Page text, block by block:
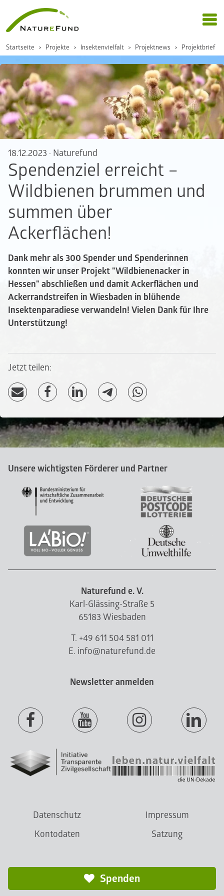
Startseite Projekte Insektenvielfalt Projektnews Projektbrief
18.12.2023 · Naturefund
Spendenziel erreicht –
Wildbienen brummen und
summen über
Ackerflächen!
Dank mehr als 300 Spender und Spenderinnen
konnten wir unser Projekt "Wildbienenacker in
Hessen" abschließen und damit Ackerflächen und
Ackerrandstreifen in Wiesbaden in blühende
Insektenparadiese verwandeln! Vielen Dank für Ihre
Unterstützung!
Jetzt teilen:
Unsere wichtigsten Förderer und Partner
Naturefund e. V.
Karl-Glässing-Straße 5
65183 Wiesbaden
T. +49 611 504 581 011
E. info@naturefund.de
Newsletter anmelden
Datenschutz
Impressum
Kontodaten
Satzung
Spenden